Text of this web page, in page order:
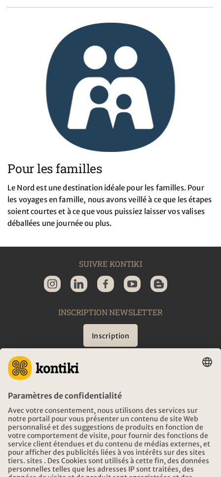
Pour les familles
Le Nord est une destination idéale pour les familles. Pour
les voyages en famille, nous avons veillé à ce que les étapes
soient courtes et à ce que vous puissiez laisser vos valises
déballées une journée ou plus.
SUIVRE KONTIKI
INSCRIPTION NEWSLETTER
Inscription
CONSEIL
URGENCES EN VOYAGE
HEURES D'OUVERTURE KONTIKI VOYAGES
TÉLÉCHARGEMENT ET LIENS
ADRESSE